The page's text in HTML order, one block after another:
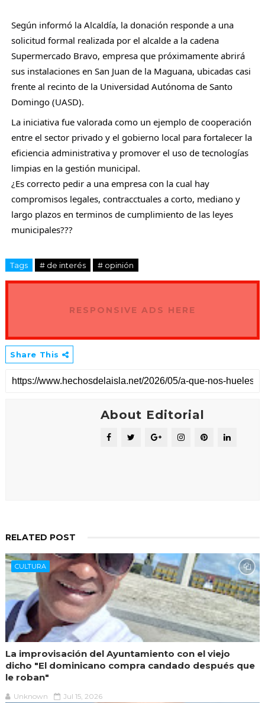
Según informó la Alcaldía, la donación responde a una
solicitud formal realizada por el alcalde a la cadena
Supermercado Bravo, empresa que próximamente abrirá
sus instalaciones en San Juan de la Maguana, ubicadas casi
frente al recinto de la Universidad Autónoma de Santo
Domingo (UASD).
La iniciativa fue valorada como un ejemplo de cooperación
entre el sector privado y el gobierno local para fortalecer la
eficiencia administrativa y promover el uso de tecnologías
limpias en la gestión municipal.
¿Es correcto pedir a una empresa con la cual hay
compromisos legales, contracctuales a corto, mediano y
largo plazos en terminos de cumplimiento de las leyes
municipales???
Tags # de interés # opinión
RESPONSIVE ADS HERE
Share This
About Editorial
RELATED POST
CULTURA
La improvisación del Ayuntamiento con el viejo
dicho "El dominicano compra candado después que
le roban"
Unknown Jul 15, 2026